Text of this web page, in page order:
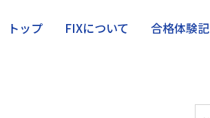
トップ FIXについて 合格体験記